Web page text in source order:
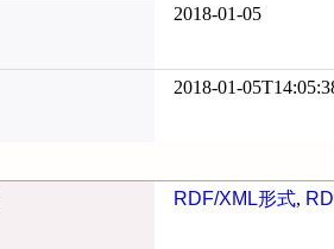
2018-01-05
2018-01-
RDF/XML形式,